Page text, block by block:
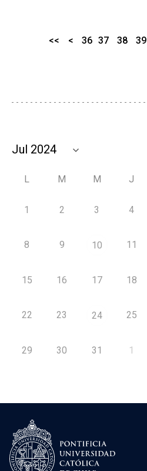
<< < 36 37 38 39
L M M J
1 2 3 4
8 9 10 11
15 16 17 18
22 23 24 25
29 30 31 1